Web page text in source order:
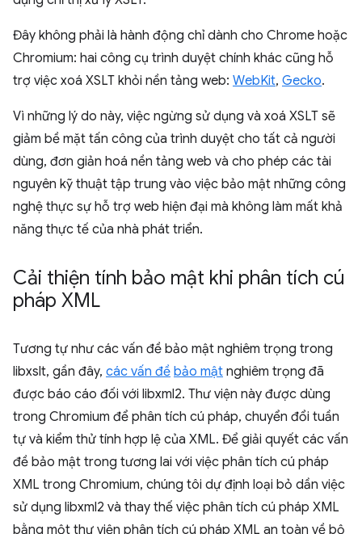
Đây không phải là hành động chỉ dành cho Chrome hoặc
Chromium: hai công cụ trình duyệt chính khác cũng hỗ
trợ việc xoá XSLT khỏi nền tảng web: WebKit, Gecko.
Vì những lý do này, việc ngừng sử dụng và xoá XSLT sẽ
giảm bề mặt tấn công của trình duyệt cho tất cả người
dùng, đơn giản hoá nền tảng web và cho phép các tài
nguyên kỹ thuật tập trung vào việc bảo mật những công
nghệ thực sự hỗ trợ web hiện đại mà không làm mất khả
năng thực tế của nhà phát triển.
Cải thiện tính bảo mật khi phân tích cú
pháp XML
Tương tự như các vấn đề bảo mật nghiêm trọng trong
libxslt, gần đây, các vấn đề bảo mật nghiêm trọng đã
được báo cáo đối với libxml2. Thư viện này được dùng
trong Chromium để phân tích cú pháp, chuyển đổi tuần
tự và kiểm thử tính hợp lệ của XML. Để giải quyết các vấn
đề bảo mật trong tương lai với việc phân tích cú pháp
XML trong Chromium, chúng tôi dự định loại bỏ dần việc
sử dụng libxml2 và thay thế việc phân tích cú pháp XML
bằng một thư viện phân tích cú pháp XML an toàn về bộ